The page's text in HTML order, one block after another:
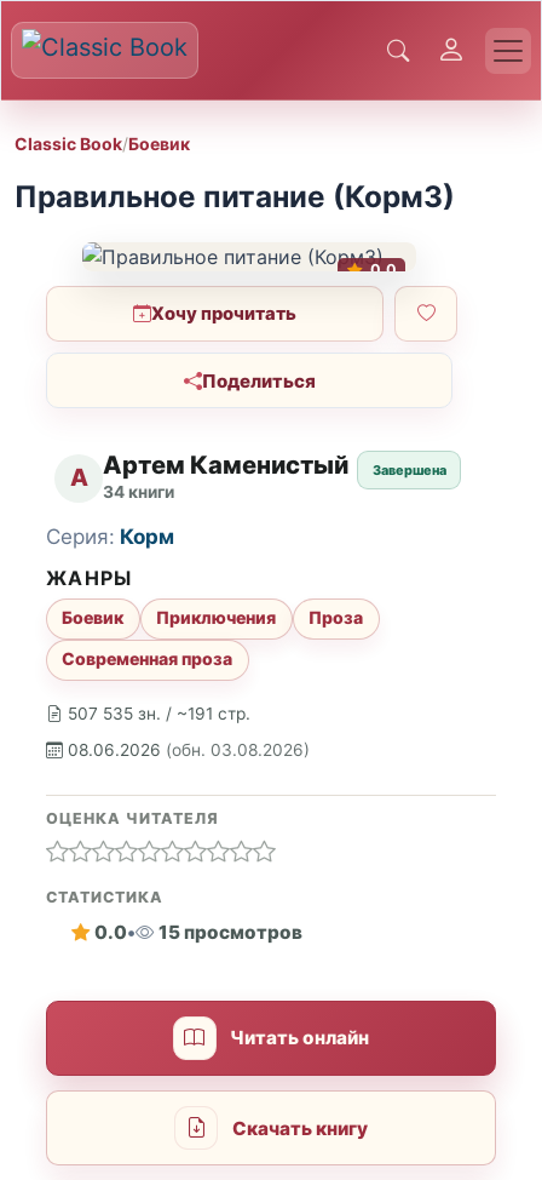
Classic Book/Боевик
Правильное питание (Корм3)
0.0
Хочу прочитать
Поделиться
А Артем Каменистый
34 книги
Завершена
507 535 зн. / ~191 стр.
08.06.2026 (обн. 03.08.2026)
Серия: Корм
ЖАНРЫ
Боевик Приключения
Проза
Современная проза
ОЦЕНКА ЧИТАТЕЛЯ
СТАТИСТИКА
0.0• 15 просмотров
Читать онлайн
Скачать книгу